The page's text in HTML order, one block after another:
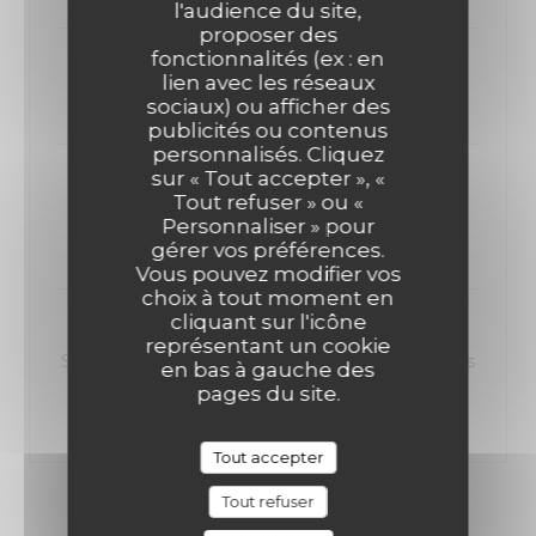
l'audience du site,
proposer des
fonctionnalités (ex : en
lien avec les réseaux
sociaux) ou afficher des
publicités ou contenus
personnalisés. Cliquez
sur « Tout accepter », «
Tout refuser » ou «
Personnaliser » pour
gérer vos préférences.
Vous pouvez modifier vos
choix à tout moment en
cliquant sur l'icône
représentant un cookie
en bas à gauche des
pages du site.
Tout accepter
Tout refuser
Mixte
7,00 EUR
Houmous
Et son pain pita
8,00 EUR
Stracciatella
Stracciatella à saucer, pesto, pignons de pin grillés
& pickles d’oignons rouges
LA GUINGUETTE SUD